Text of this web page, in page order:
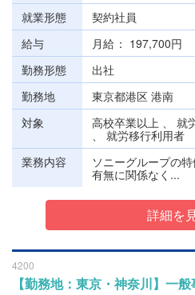
就業形態
契約社員
給与
月給
197,700円
勤務形態
出社
勤務地
東京都港区 港南
対象
高校卒業以上 、 就
、 就労移行利用者
業務内容
ソニーグループの
有無に関係なく...
詳細を
4200
【勤務地：東京・神奈川】一